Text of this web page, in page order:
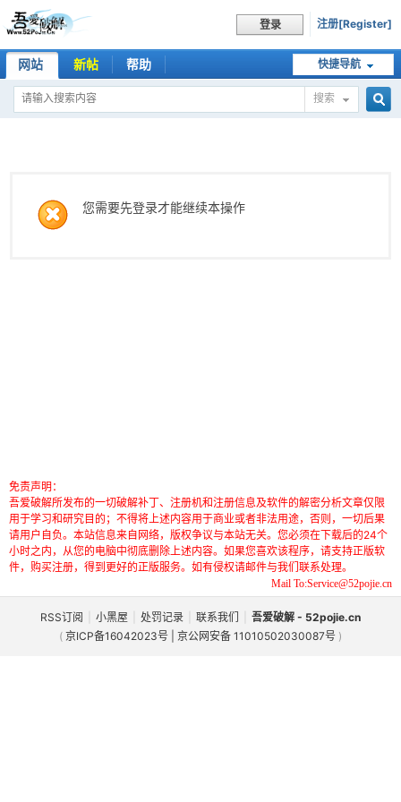
登录 注册[Register]
快捷导航
网站 新帖 帮助
搜索
您需要先登录才能继续本操作
免责声明：
吾爱破解所发布的一切破解补丁、注册机和注册信息及软件的解密分析文章仅限
用于学习和研究目的；不得将上述内容用于商业或者非法用途，否则，一切后果
请用户自负。本站信息来自网络，版权争议与本站无关。您必须在下载后的24个
小时之内，从您的电脑中彻底删除上述内容。如果您喜欢该程序，请支持正版软
件，购买注册，得到更好的正版服务。如有侵权请邮件与我们联系处理。
Mail To:Service@52pojie.cn
RSS订阅 小黑屋 处罚记录 联系我们
吾爱破解 - 52pojie.cn
( 京ICP备16042023号 | 京公网安备 11010502030087号 )